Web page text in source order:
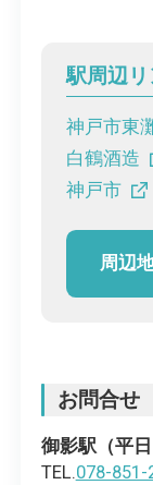
駅周辺リ
神戸市東
白鶴酒造
神戸市
周辺
お問合せ
御影駅（平
TEL.078-851-